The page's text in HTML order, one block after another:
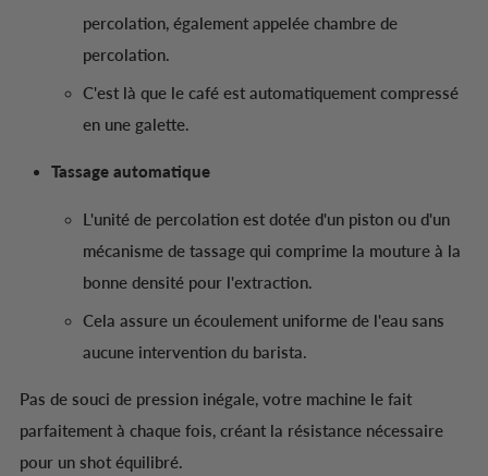
percolation, également appelée chambre de
percolation.
C'est là que le café est automatiquement compressé
en une galette.
Tassage automatique
L'unité de percolation est dotée d'un piston ou d'un
mécanisme de tassage qui comprime la mouture à la
bonne densité pour l'extraction.
Cela assure un écoulement uniforme de l'eau sans
aucune intervention du barista.
Pas de souci de pression inégale, votre machine le fait
parfaitement à chaque fois, créant la résistance nécessaire
pour un shot équilibré.